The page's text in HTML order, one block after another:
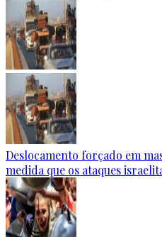
Deslocamento forçado em
medida que os ataques